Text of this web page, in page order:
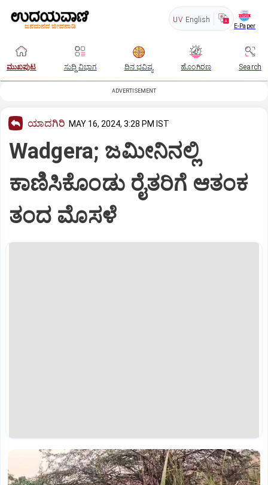
UV English
E-Paper
ಮುಖಪುಟ ಸುದ್ದಿ ವಿಭಾಗ ದಿನ ಭವಿಷ್ಯ ಹೊಂಗಿರಣ Search
ADVERTISEMENT
ಯಾದಗಿರಿ MAY 16, 2024, 3:28 PM IST
Wadgera; ಜಮೀನಿನಲ್ಲಿ
ಕಾಣಿಸಿಕೊಂಡು ರೈತರಿಗೆ ಆತಂಕ
ತಂದ ಮೊಸಳೆ